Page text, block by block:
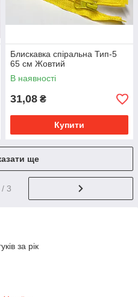
Блискавка спіральна Тип-5
65 см Жовтий
В наявності
31,08 ₴
Купити
ще
/ 3
за рік